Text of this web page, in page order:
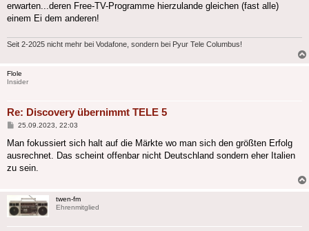
erwarten...deren Free-TV-Programme hierzulande gleichen (fast alle)
einem Ei dem anderen!
Seit 2-2025 nicht mehr bei Vodafone, sondern bei Pyur Tele Columbus!
Flole
Insider
Re: Discovery übernimmt TELE 5
Beitrag
25.09.2023, 22:03
Man fokussiert sich halt auf die Märkte wo man sich den größten Erfolg
ausrechnet. Das scheint offenbar nicht Deutschland sondern eher Italien
zu sein.
twen-fm
Ehrenmitglied